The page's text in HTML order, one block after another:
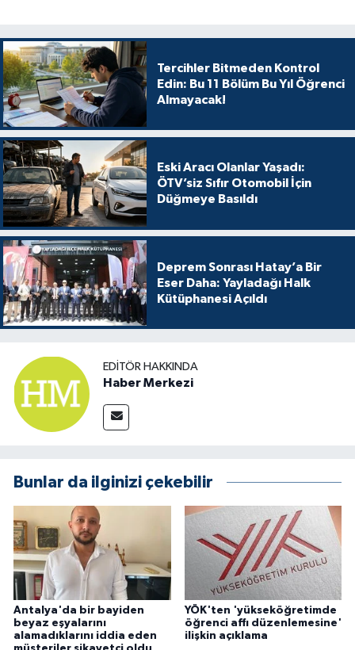
Tercihler Bitmeden Kontrol
Edin: Bu 11 Bölüm Bu Yıl Öğrenci
Almayacak!
Eski Aracı Olanlar Yaşadı:
ÖTV’siz Sıfır Otomobil İçin
Düğmeye Basıldı
Deprem Sonrası Hatay’a Bir
Eser Daha: Yayladağı Halk
Kütüphanesi Açıldı
EDITÖR HAKKINDA
Haber Merkezi
Bunlar da ilginizi çekebilir
Antalya'da bir bayiden
beyaz eşyalarını
alamadıklarını iddia eden
YÖK'ten 'yükseköğretimde
öğrenci affı düzenlemesine'
ilişkin açıklama